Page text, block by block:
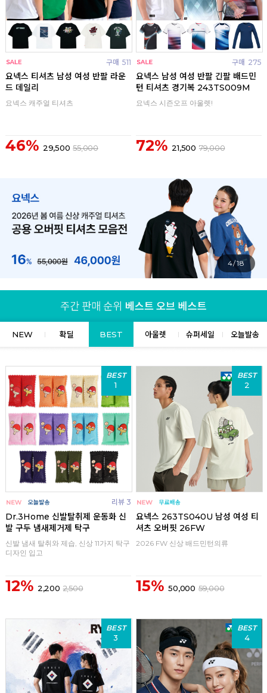
구매 511
요넥스 티셔츠 남성 여성 반팔 라운
드 데일리
요넥스 캐주얼 티셔츠
46% 29,500 55,000
구매 275
요넥스 남성 여성 반팔 긴팔 배드민
턴 티셔츠 경기복 243TS009M
요넥스 시즌오프 아울렛!
72% 21,500 79,000
4/18
NEW 확딜 BEST 아울렛 슈퍼세일 오늘발송
BEST
1
리뷰 3
Dr.3Home 신발탈취제 운동화 신
발 구두 냄새제거제 탁구
신발 냄새 탈취와 제습, 신상 11가지 탁구
디자인 입고
12% 2,200 2,500
BEST
2
요넥스 263TS040U 남성 여성 티
셔츠 오버핏 26FW
2026 FW 신상 배드민턴의류
15% 50,000 59,000
BEST
3
BEST
4